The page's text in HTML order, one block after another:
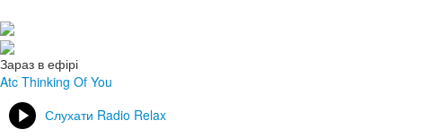
Зараз в ефірі
Atc Thinking Of You
Слухати Radio Relax